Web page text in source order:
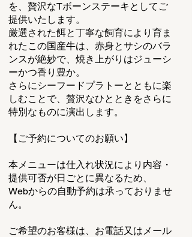
を、贅沢なTボーンステーキとしてご
提供いたします。
厳選された餌と丁寧な飼育により育ま
れたこの国産牛は、赤身とサシのバラ
ンスが絶妙で、焼き上がりはジューシ
ーかつ香り豊か。
さらにシーフードプラトーとともに楽
しむことで、贅沢なひとときをさらに
特別なものに演出します。
【ご予約についてのお願い】
本メニューは仕入れ状況により内容・
提供可否が日ごとに異なるため、
Webからの自動予約は承っておりませ
ん。
ご希望のお客様は、お電話又はメール